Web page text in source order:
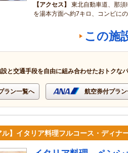
アクセス
東北自動車道、那
を湯本方面へ約7キロ、コンビに
この施
設と交通手段を自由に組み合わせたおトクな
ラン一覧へ 航空券付プラ
】イタリア料理フルコース・ディナ